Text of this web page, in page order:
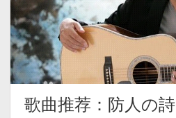
歌曲推荐：防人の詩